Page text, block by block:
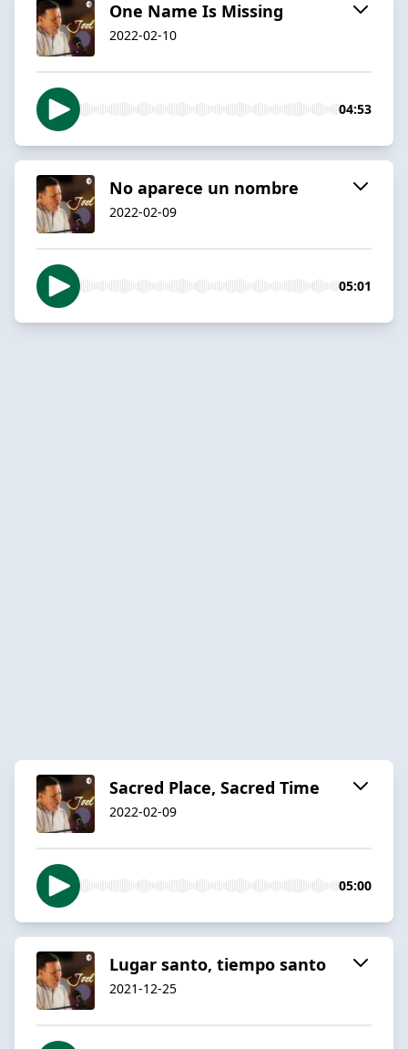
One Name Is Missing
2022-02-10
04:53
No aparece un nombre
2022-02-09
05:01
Sacred Place, Sacred Time
2022-02-09
05:00
Lugar santo, tiempo santo
2021-12-25